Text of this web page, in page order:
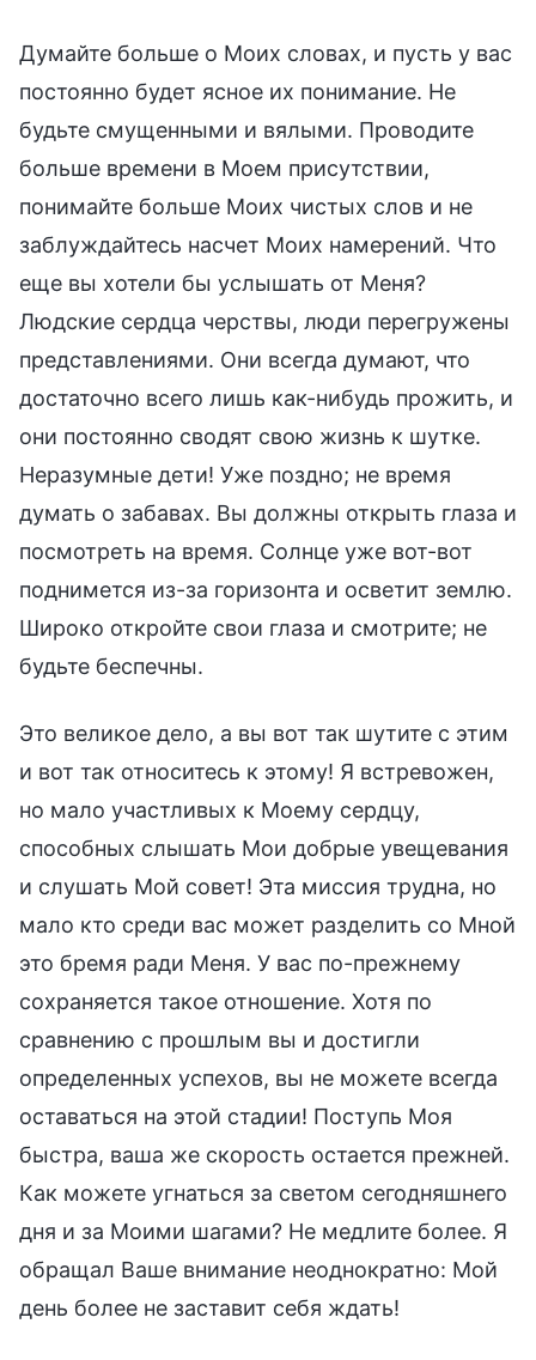
Думайте больше о Моих словах, и пусть у вас
постоянно будет ясное их понимание. Не
будьте смущенными и вялыми. Проводите
больше времени в Моем присутствии,
понимайте больше Моих чистых слов и не
заблуждайтесь насчет Моих намерений. Что
еще вы хотели бы услышать от Меня?
Людские сердца черствы, люди перегружены
представлениями. Они всегда думают, что
достаточно всего лишь как-нибудь прожить, и
они постоянно сводят свою жизнь к шутке.
Неразумные дети! Уже поздно; не время
думать о забавах. Вы должны открыть глаза и
посмотреть на время. Солнце уже вот-вот
поднимется из-за горизонта и осветит землю.
Широко откройте свои глаза и смотрите; не
будьте беспечны.
Это великое дело, а вы вот так шутите с этим
и вот так относитесь к этому! Я встревожен,
но мало участливых к Моему сердцу,
способных слышать Мои добрые увещевания
и слушать Мой совет! Эта миссия трудна, но
мало кто среди вас может разделить со Мной
это бремя ради Меня. У вас по-прежнему
сохраняется такое отношение. Хотя по
сравнению с прошлым вы и достигли
определенных успехов, вы не можете всегда
оставаться на этой стадии! Поступь Моя
быстра, ваша же скорость остается прежней.
Как можете угнаться за светом сегодняшнего
дня и за Моими шагами? Не медлите более. Я
обращал Ваше внимание неоднократно: Мой
день более не заставит себя ждать!